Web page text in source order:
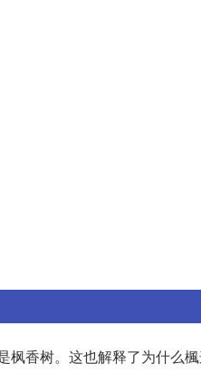
枫香树。这也解释了为什么